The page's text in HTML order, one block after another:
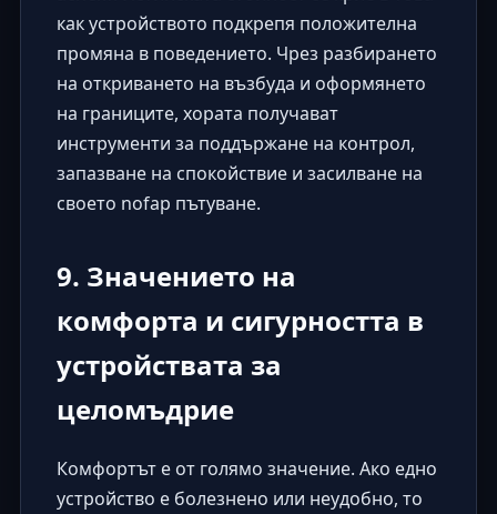
как устройството подкрепя положителна
промяна в поведението. Чрез разбирането
на откриването на възбуда и оформянето
на границите, хората получават
инструменти за поддържане на контрол,
запазване на спокойствие и засилване на
своето nofap пътуване.
9. Значението на
комфорта и сигурността в
устройствата за
целомъдрие
Комфортът е от голямо значение. Ако едно
устройство е болезнено или неудобно, то